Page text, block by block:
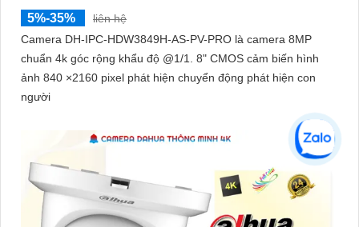
5%-35%
liên hệ
Camera DH-IPC-HDW3849H-AS-PV-PRO là camera 8MP
chuẩn 4k góc rộng khẩu độ @1/1. 8" CMOS cảm biến hình
ảnh 840 ×2160 pixel phát hiện chuyển động phát hiện con
người